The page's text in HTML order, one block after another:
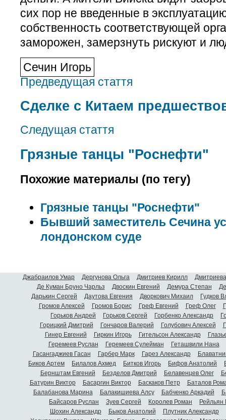
сих пор не введенные в
собственность соответствующей
заморожен, замерзнуть рискуют и
Сечин Игорь
Предведущая стаття
Сделке с Китаем
Следущая стаття
Грязные танцы "Роснефти"
Похожие материалы (по тегу)
Грязные танцы "Роснефти"
Бывший заместитель Сечина
лондонском суде
Джабраилов Умар Дергунова Ольга Дмитриев Кирилл
Де Куман Бруно Чарльз
Двоскин Евгений Демура Степан
Дарькин Сергей
Даутова Евгения Дворкович Михаил
Гудков
Громов Алексей
Громов Борис Греф Евгений Греф Олег
Горьков Андрей
Горьков Сергей Горбенко Александр
Горицкий Дмитрий
Гончаров Валерий Голубович Алексей
Гинер Евгений
Гиркин Игорь Гительсон Александр
Геремеев Руслан
Геремеев Сулейман
Геташвили Нана
Гасангаджиев Гасан
Гарбер Марк Гарез Александр
Биков Артем
Билалов Ахмед Битков Игорь Бифов Анатолий
Бернштам Евгений
Безделов Дмитрий Белавенцев Олег
Батурин Виктор
Басаргин Виктор Баскаков Петр
Баталов
Балабанова Марина
Балакишиева Алсу Бабченко Аркадий
Байсаров Руслан
Зуев Сергей Королев Роман
Шохин Александр
Быков Анатолий Плутник Александр